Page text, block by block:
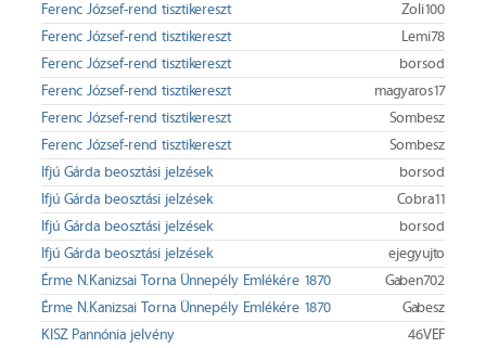
Ferenc József-rend tisztikereszt
Zoli100
Ferenc József-rend tisztikereszt
Lemi78
Ferenc József-rend tisztikereszt
borsod
Ferenc József-rend tisztikereszt
magyaros17
Ferenc József-rend tisztikereszt
Sombesz
Ferenc József-rend tisztikereszt
Sombesz
Ifjú Gárda beosztási jelzések
borsod
Ifjú Gárda beosztási jelzések
Cobra11
Ifjú Gárda beosztási jelzések
borsod
Ifjú Gárda beosztási jelzések
ejegyujto
Érme N.Kanizsai Torna Ünnepély Emlékére 1870
Gaben702
Érme N.Kanizsai Torna Ünnepély Emlékére 1870
Gabesz
KISZ Pannónia jelvény
46VEF